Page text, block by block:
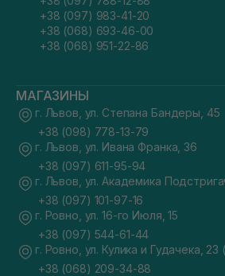
+38 (097) 983-41-20
+38 (068) 693-46-00
+38 (068) 951-22-86
МАГАЗИНЫ
г. Львов, ул. Степана Бандеры, 45
+38 (098) 778-13-79
г. Львов, ул. Ивана Франка, 36
+38 (097) 611-95-94
г. Львов, ул. Академика
+38 (097) 101-97-16
г. Ровно, ул. 16-го Июля, 15
+38 (097) 544-61-44
г. Ровно, ул. Кулика и Гудачека,
+38 (068) 209-34-88